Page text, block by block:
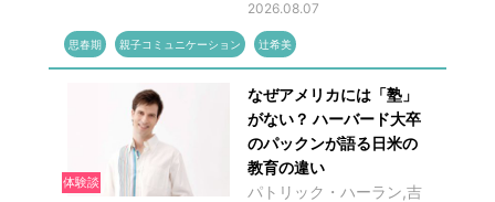
2026.08.07
思春期 親子コミュニケーション 辻希美
体験談
なぜアメリカには「塾」
がない？ ハーバード大卒
のパックンが語る日米の
教育の違い
パトリック・ハーラン,吉